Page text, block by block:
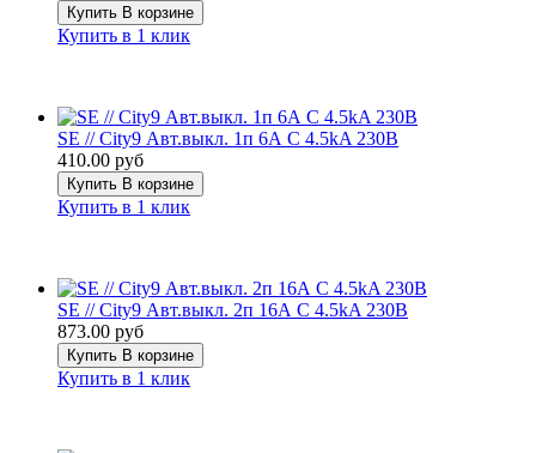
Купить В корзине
Купить в 1 клик
SE // City9 Авт.выкл. 1п 6А С 4.5kA 230В
410.00 руб
Купить В корзине
Купить в 1 клик
SE // City9 Авт.выкл. 2п 16А С 4.5kA 230В
873.00 руб
Купить В корзине
Купить в 1 клик